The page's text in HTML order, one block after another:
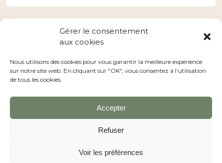
Gérer le consentement
aux cookies
Nous utilisons des cookies pour vous garantir la meilleure expérience
sur notre site web. En cliquant sur "OK", vous consentez à l'utilisation
de tous les cookies.
Accepter
Refuser
Voir les préférences
Conditions générales–Nos revendeurs
facebook instagram